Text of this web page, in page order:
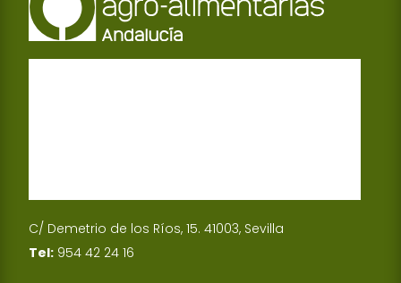
C/ Demetrio de los Ríos, 15. 41003, Sevilla
Tel: 954 42 24 16